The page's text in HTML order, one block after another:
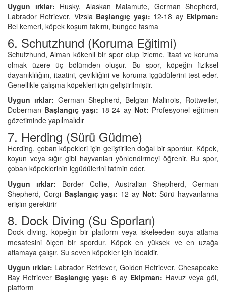
Uygun ırklar: Husky, Alaskan Malamute, German Shepherd,
Labrador Retriever, Vizsla Başlangıç yaşı: 12-18 ay Ekipman:
Bel kemeri, köpek koşum takımı, bungee tasma
6. Schutzhund (Koruma Eğitimi)
Schutzhund, Alman kökenli bir spor olup izleme, itaat ve koruma
olmak üzere üç bölümden oluşur. Bu spor, köpeğin fiziksel
dayanıklılığını, itaatini, çevikliğini ve koruma içgüdülerini test eder.
Genellikle çalışma köpekleri için geliştirilmiştir.
Uygun ırklar: German Shepherd, Belgian Malinois, Rottweiler,
Doberman Başlangıç yaşı: 18-24 ay Not: Profesyonel eğitmen
gözetiminde yapılmalıdır
7. Herding (Sürü Güdme)
Herding, çoban köpekleri için geliştirilen doğal bir spordur. Köpek,
koyun veya sığır gibi hayvanları yönlendirmeyi öğrenir. Bu spor,
çoban köpeklerinin içgüdülerini tatmin eder.
Uygun ırklar: Border Collie, Australian Shepherd, German
Shepherd, Corgi Başlangıç yaşı: 12 ay Not: Sürü hayvanlarına
erişim gerektirir
8. Dock Diving (Su Sporları)
Dock diving, köpeğin bir platform veya iskeleeden suya atlama
mesafesini ölçen bir spordur. Köpek en yüksek ve en uzağa
atlamaya çalışır. Su seven köpekler için idealdir.
Uygun ırklar: Labrador Retriever, Golden Retriever, Chesapeake
Bay Retriever Başlangıç yaşı: 6 ay Ekipman: Havuz veya göl,
platform